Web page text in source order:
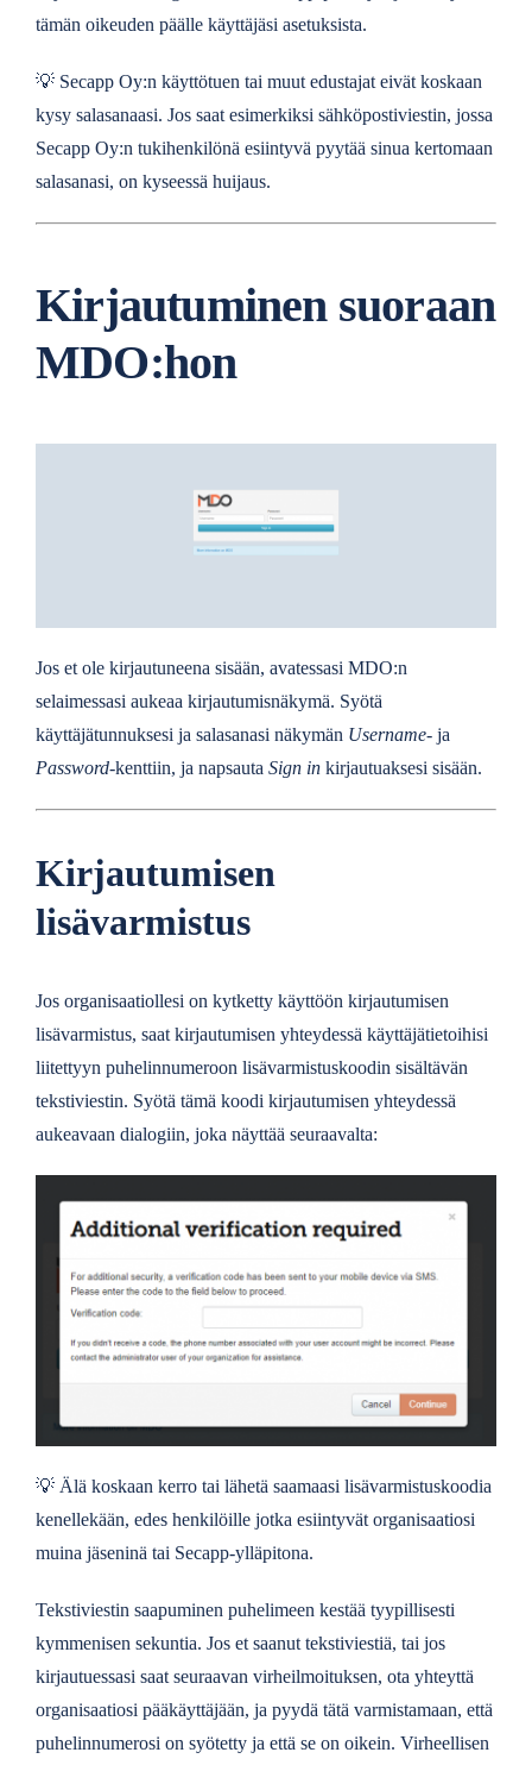
tämän oikeuden päälle käyttäjäsi asetuksista.
💡 Secapp Oy:n käyttötuen tai muut edustajat eivät koskaan
kysy salasanaasi. Jos saat esimerkiksi sähköpostiviestin, jossa
Secapp Oy:n tukihenkilönä esiintyvä pyytää sinua kertomaan
salasanasi, on kyseessä huijaus.
Kirjautuminen suoraan
MDO:hon
Jos et ole kirjautuneena sisään, avatessasi MDO:n
selaimessasi aukeaa kirjautumisnäkymä. Syötä
käyttäjätunnuksesi ja salasanasi näkymän Username- ja
Password-kenttiin, ja napsauta Sign inkirjautuaksesi sisään.
Kirjautumisen
lisävarmistus
Jos organisaatiollesi on kytketty käyttöön kirjautumisen
lisävarmistus, saat kirjautumisen yhteydessä käyttäjätietoihisi
liitettyyn puhelinnumeroon lisävarmistuskoodin sisältävän
tekstiviestin. Syötä tämä koodi kirjautumisen yhteydessä
aukeavaan dialogiin, joka näyttää seuraavalta:
💡 Älä koskaan kerro tai lähetä saamaasi lisävarmistuskoodia
kenellekään, edes henkilöille jotka esiintyvät organisaatiosi
muina jäseninä tai Secapp-ylläpitona.
Tekstiviestin saapuminen puhelimeen kestää tyypillisesti
kymmenisen sekuntia. Jos et saanut tekstiviestiä, tai jos
kirjautuessasi saat seuraavan virheilmoituksen, ota yhteyttä
organisaatiosi pääkäyttäjään, ja pyydä tätä varmistamaan, että
puhelinnumerosi on syötetty ja että se on oikein. Virheellisen